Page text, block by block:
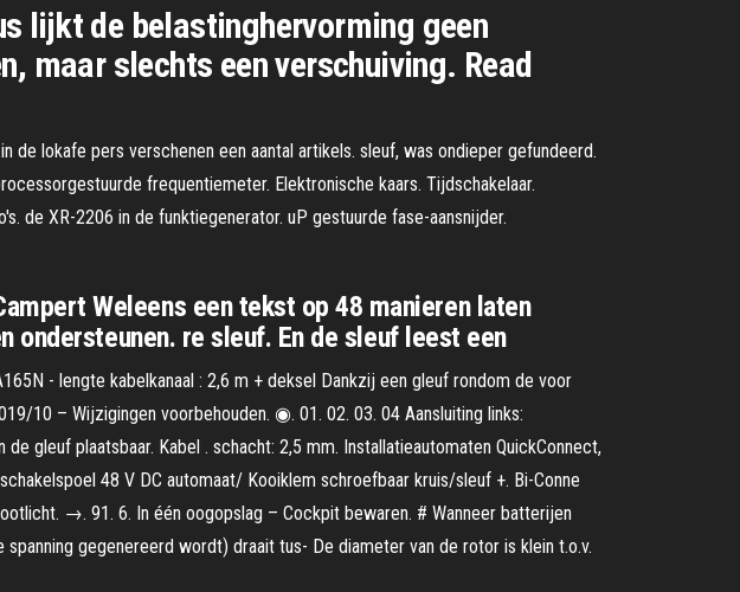
lijkt de belastinghervorming geen
maar slechts een verschuiving. Read
de lokafe pers verschenen een aantal artikels. sleuf, was ondieper gefundeerd.
frequentiemeter. Elektronische kaars. Tijdschakelaar.
de XR-2206 in de funktiegenerator. uP gestuurde fase-aansnijder.
Weleens een tekst op 48 manieren laten
ondersteunen. re sleuf. En de sleuf leest een
- lengte kabelkanaal : 2,6 m + deksel Dankzij een gleuf rondom de voor
10 – Wijzigingen voorbehouden. ◉. 01. 02. 03. 04 Aansluiting links:
gleuf plaatsbaar. Kabel . schacht: 2,5 mm. Installatieautomaten QuickConnect,
48 V DC automaat/ Kooiklem schroefbaar kruis/sleuf +. Bi-Conne
→. 91. 6. In één oogopslag – Cockpit bewaren. # Wanneer batterijen
gegenereerd wordt) draait tus- De diameter van de rotor is klein t.o.v.